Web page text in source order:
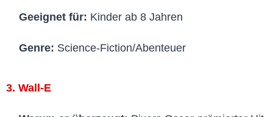
Geeignet für: Kinder ab 8 Jahren
Genre: Science-Fiction/Abenteuer
3. Wall-E